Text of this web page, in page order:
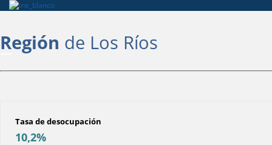
Región de Los Ríos
Tasa de desocupación
10,2%